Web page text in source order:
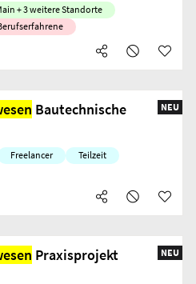
+ 3 weitere Standorte
NEU
Bautechnische
Freelancer
Teilzeit
NEU
Praxisprojekt